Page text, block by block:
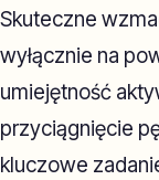
Skuteczne
wyłącznie na
umiejętność
przyciągnięcie
kluczowe